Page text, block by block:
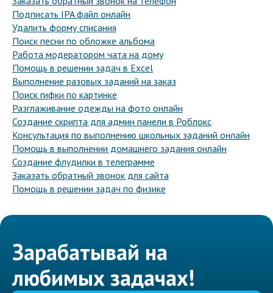
Подписать IPA файл онлайн
Удалить форму списания
Поиск песни по обложке альбома
Работа модератором чата на дому
Помощь в решении задач в Excel
Выполнение разовых заданий на заказ
Поиск гифки по картинке
Разглаживание одежды на фото онлайн
Создание скрипта для админ панели в Роблокс
Консультация по выполнению школьных заданий онлайн
Помощь в выполнении домашнего задания онлайн
Создание флудилки в телеграмме
Заказать обратный звонок для сайта
Помощь в решении задач по физике
Зарабатывай на
любимых задачах!